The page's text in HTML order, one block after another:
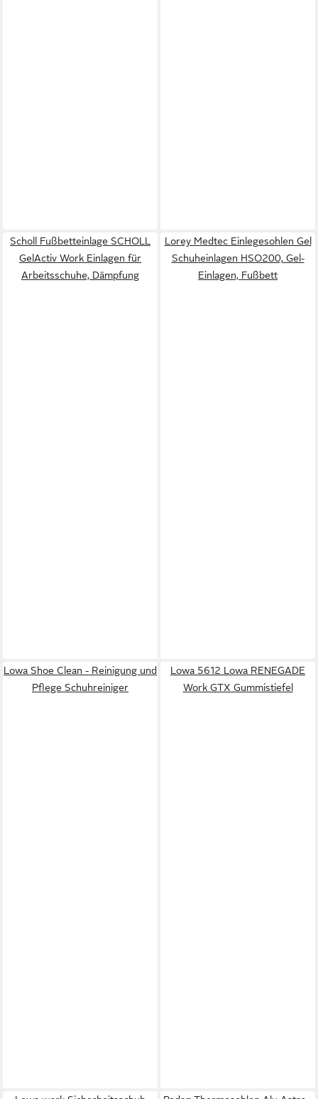
Scholl Fußbetteinlage SCHOLL
GelActiv Work Einlagen für
Arbeitsschuhe, Dämpfung
Lorey Medtec Einlegesohlen Gel
Schuheinlagen HSO200, Gel-
Einlagen, Fußbett
Lowa Shoe Clean - Reinigung und
Pflege Schuhreiniger
Lowa 5612 Lowa RENEGADE
Work GTX Gummistiefel